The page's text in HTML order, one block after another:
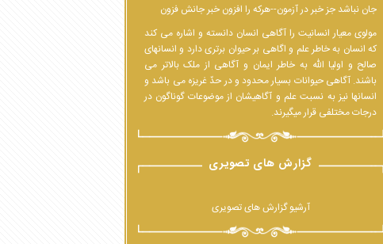
جان نباشد جز خبر در آزمون--هرکه را افزون خبر جانش فزون
مولوی معیار انسانیت را آگاهی انسان دانسته و اشاره می کند
که انسان به خاطر علم و اگاهی بر حیوان برتری دارد و انسانهای
صالح و اولیا الله به خاطر ایمان و آگاهی از ملک بالاتر می
باشند. آگاهی حیوانات بسیار محدود و در حدّ غریزه می باشد و
انسانها نیز به نسبت علم و آگاهیشان از موضوعات گوناگون در
درجات مختلفی قرار میگیرند.
گزارش های تصویری
آرشیو گزارش های تصویری